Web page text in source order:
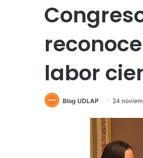
labor
Blog UDLAP 24